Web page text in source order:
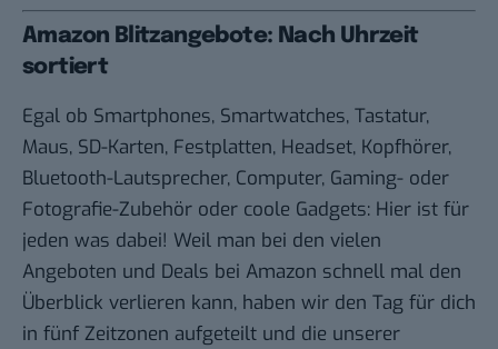
Amazon Blitzangebote: Nach Uhrzeit
sortiert
Egal ob Smartphones, Smartwatches, Tastatur,
Maus, SD-Karten, Festplatten, Headset, Kopfhörer,
Bluetooth-Lautsprecher, Computer, Gaming- oder
Fotografie-Zubehör oder coole Gadgets: Hier ist für
jeden was dabei! Weil man bei den vielen
Angeboten und Deals bei Amazon schnell mal den
Überblick verlieren kann, haben wir den Tag für dich
in fünf Zeitzonen aufgeteilt und die unserer